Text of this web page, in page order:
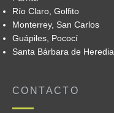
Río Claro, Golfito
Monterrey, San Carlos
Guápiles, Pococí
Santa Bárbara de Heredia
CONTACTO